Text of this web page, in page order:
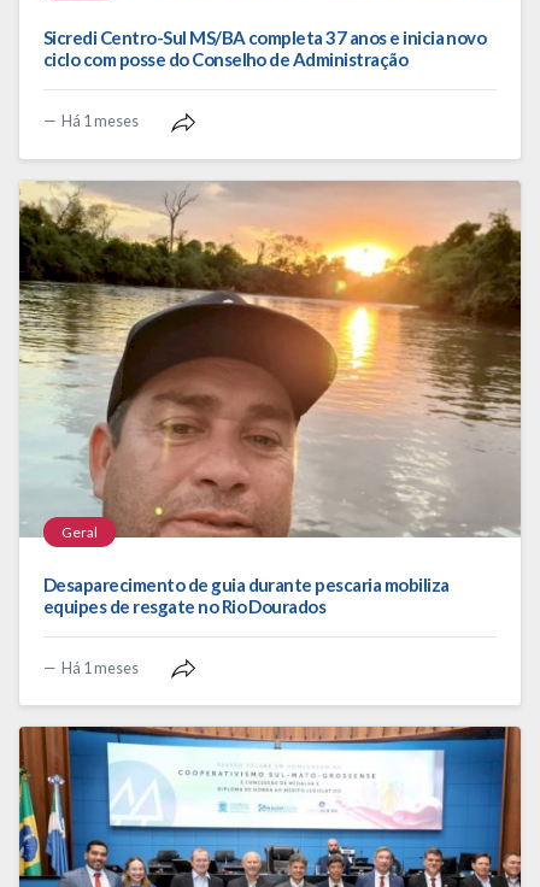
Sicredi Centro-Sul MS/BA completa 37 anos e inicia novo
ciclo com posse do Conselho de Administração
Há 1 meses
Geral
Desaparecimento de guia durante pescaria mobiliza
equipes de resgate no Rio Dourados
Há 1 meses